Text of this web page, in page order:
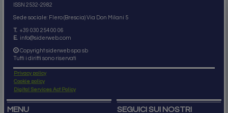
ISSN 2532-2982
Sede sociale: Flero (Brescia) Via Don Milani 5
T. +39 030 254 00 06
E.
info@siderweb.com
Copyright siderweb spa sb
Tutti i diritti sono riservati
Privacy policy
Cookie policy
Digital Services Act Policy
MENU SEGUICI SUI NOSTRI